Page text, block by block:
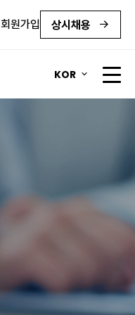
회원가입 상시채용
KOR